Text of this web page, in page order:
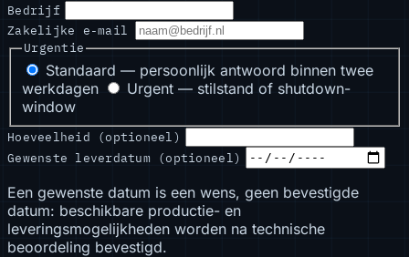
Bedrijf
Zakelijke e-mail
Urgentie
Standaard — persoonlijk antwoord binnen twee
werkdagen
Urgent — stilstand of shutdown-
window
Hoeveelheid (optioneel)
Gewenste leverdatum (optioneel)
Een gewenste datum is een wens, geen bevestigde
datum: beschikbare productie- en
leveringsmogelijkheden worden na technische
beoordeling bevestigd.